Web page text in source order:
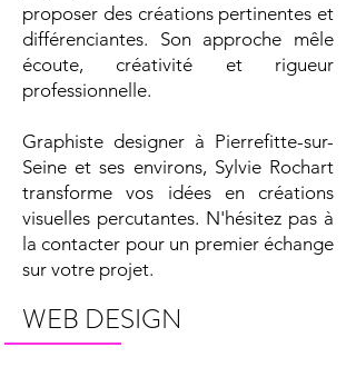
proposer des créations pertinentes et
différenciantes. Son approche mêle
écoute, créativité et rigueur
professionnelle.
Graphiste designer à Pierrefitte-sur-
Seine et ses environs, Sylvie Rochart
transforme vos idées en créations
visuelles percutantes. N'hésitez pas à
la contacter pour un premier échange
sur votre projet.
WEB DESIGN